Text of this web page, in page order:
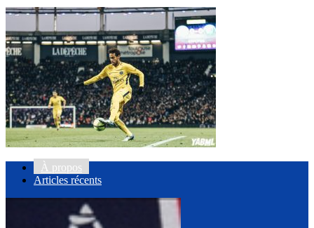
À propos
Articles récents